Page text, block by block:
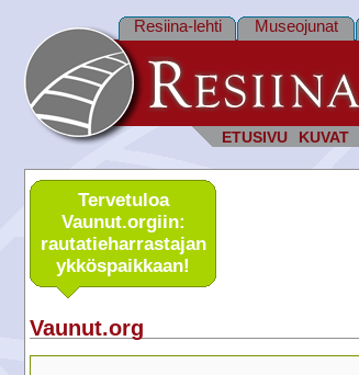
ETUSIVU KUVAT
Resiina-lehti Museojunat
Tervetuloa
Vaunut.orgiin:
rautatie­harrastajan
ykkös­paikkaan!
Vaunut.org